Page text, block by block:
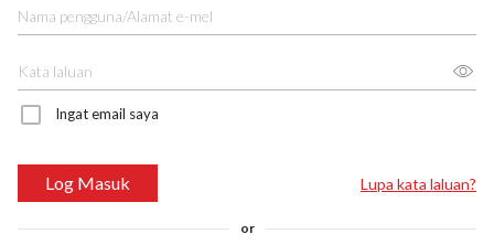
Ingat email saya
Log Masuk Lupa kata laluan?
or